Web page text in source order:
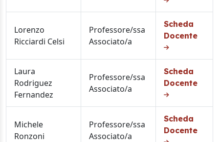
Lorenzo
Ricciardi Celsi
Professore/ssa
Associato/a
Scheda
Docente
Laura
Rodriguez
Fernandez
Professore/ssa
Associato/a
Scheda
Docente
Michele
Ronzoni
Professore/ssa
Associato/a
Scheda
Docente